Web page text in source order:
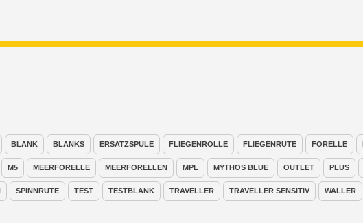
BLANK BLANKS ERSATZSPULE FLIEGENROLLE FLIEGENRUTE FORELLE
M5 MEERFORELLE MEERFORELLEN MPL MYTHOS BLUE OUTLET PLUS
SPINNRUTE TEST TESTBLANK TRAVELLER TRAVELLER SENSITIV WALLER